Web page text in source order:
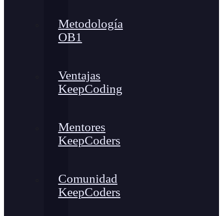
Metodología
OB1
Ventajas
KeepCoding
Mentores
KeepCoders
Comunidad
KeepCoders